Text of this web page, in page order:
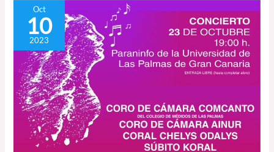
Oct
10
2023
Concierto
central
VI
Festival
de
Música
Coral